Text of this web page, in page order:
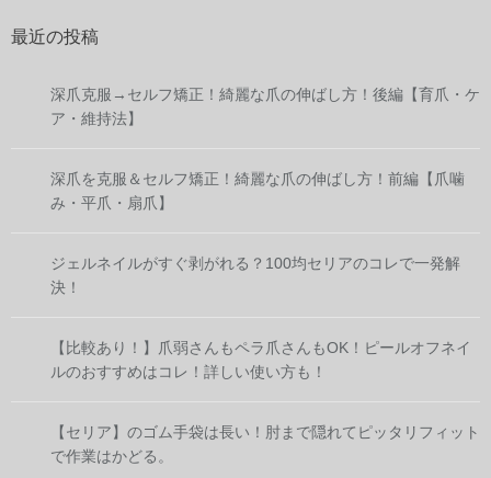
最近の投稿
深爪克服→セルフ矯正！綺麗な爪の伸ばし方！後編【育爪・ケ
ア・維持法】
深爪を克服＆セルフ矯正！綺麗な爪の伸ばし方！前編【爪噛
み・平爪・扇爪】
ジェルネイルがすぐ剥がれる？100均セリアのコレで一発解
決！
【比較あり！】爪弱さんもペラ爪さんもOK！ピールオフネイ
ルのおすすめはコレ！詳しい使い方も！
【セリア】のゴム手袋は長い！肘まで隠れてピッタリフィット
で作業はかどる。